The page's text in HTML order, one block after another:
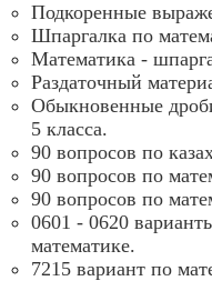
Подкоренные
Шпаргалка по
Математика -
Раздаточный
Обыкновенные
5 класса.
90 вопросов по
90 вопросов по
90 вопросов по
0601 - 0620
математике.
7215 вариант по